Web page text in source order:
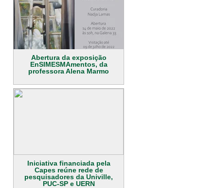
Abertura da exposição
EnSIMESMAmentos, da
professora Alena Marmo
Iniciativa financiada pela
Capes reúne rede de
pesquisadores da Univille,
PUC-SP e UERN